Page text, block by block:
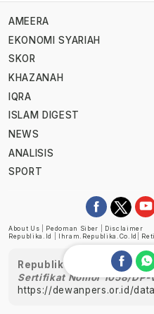
AMEERA
EKONOMI SYARIAH
SKOR
KHAZANAH
IQRA
ISLAM DIGEST
NEWS
ANALISIS
SPORT
About Us Pedoman Siber
Disclaimer
Republika.id
Ihram.republika.co.id
Republika telah
Sertifikat Nomor 1058/
https://dewanpers.or.id/